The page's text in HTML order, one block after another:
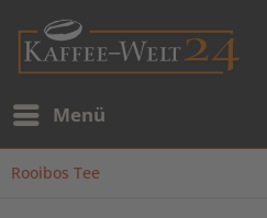
Menü
Rooibos Tee